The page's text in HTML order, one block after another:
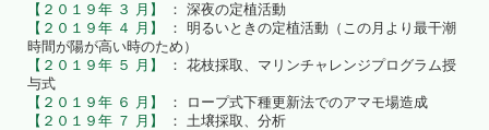
【２０１９年 ３ 月】
： 深夜の定植活動
【２０１９年 ４ 月】
： 明るいときの定植活動（この月より最干潮
時間が陽が高い時のため）
【２０１９年 ５ 月】
： 花枝採取、マリンチャレンジプログラム授
与式
【２０１９年 ６ 月】
： ロープ式下種更新法でのアマモ場造成
【２０１９年 ７ 月】
： 土壌採取、分析